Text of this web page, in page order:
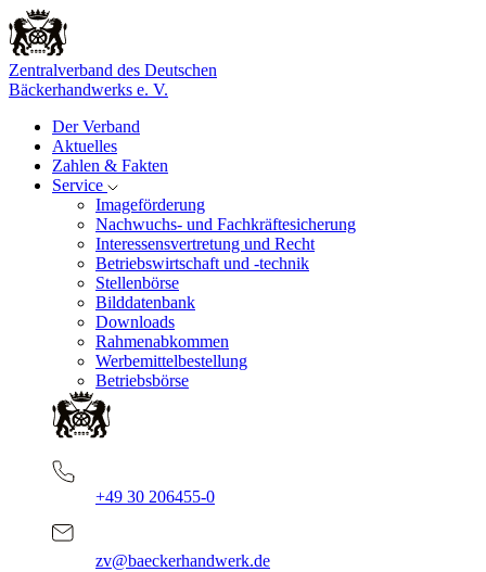
Zentralverband des Deutschen
Bäckerhandwerks e. V.
Der Verband
Aktuelles
Zahlen & Fakten
Service
Imageförderung
Nachwuchs- und Fachkräftesicherung
Interessensvertretung und Recht
Betriebswirtschaft und -technik
Stellenbörse
Bilddatenbank
Downloads
Rahmenabkommen
Werbemittelbestellung
Betriebsbörse
+49 30 206455-0
zv@baeckerhandwerk.de